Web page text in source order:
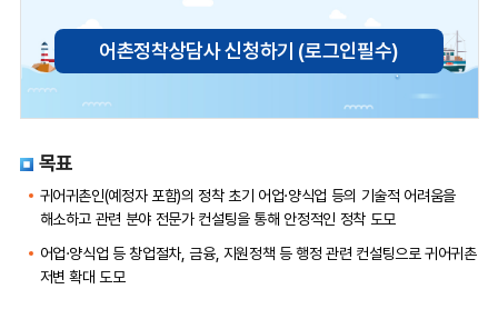
어촌정착상담사 신청하기 (로그인필수)
목표
귀어귀촌인(예정자 포함)의 정착 초기 어업·양식업 등의 기술적 어려움을
해소하고 관련 분야 전문가 컨설팅을 통해 안정적인 정착 도모
어업·양식업 등 창업절차, 금융, 지원정책 등 행정 관련 컨설팅으로 귀어귀촌
저변 확대 도모